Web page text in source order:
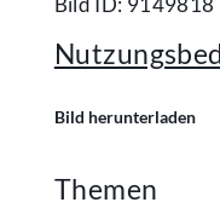
Bild herunterladen
Themen